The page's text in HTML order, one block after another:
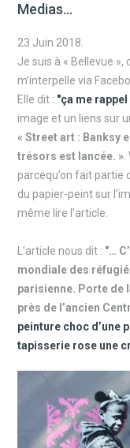
Medias...
23 Juin 2018.
Je suis à « Bellevue »,
m’interpelle via
Elle dit : "ça me
image et un liens sur
« Street art : Banksy
trésors est lancée. »
parcequ’on fait partie
du papier-peint sur
même lire l’article.
L’article nous dit : "…
mondiale des
parisienne. Porte de
près de l’ancien
peinture choc d’une
tapisserie rose une